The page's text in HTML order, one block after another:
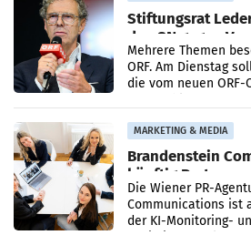
Stiftungsrat
den SN gegen
Mehrere Themen
ORF. Am Dienstag
die vom neuen ORF-
MARKETING & MEDIA
Brandenstein
künftig Partner
Die Wiener PR-
Communications ist
der KI-Monitoring-